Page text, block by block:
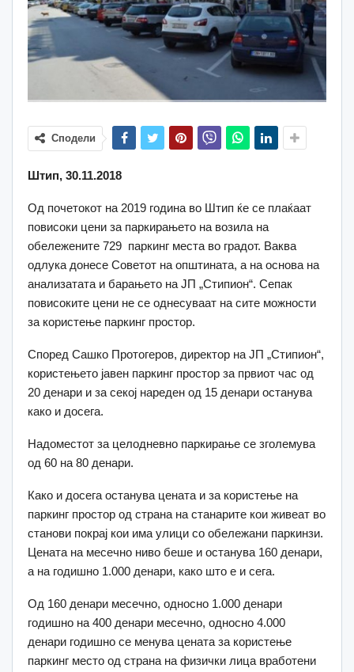
Сподели
Штип, 30.11.2018
Од почетокот на 2019 година во Штип ќе се плаќаат
повисоки цени за паркирањето на возила на
обележените 729 паркинг места во градот. Ваква
одлука донесе Советот на општината, а на основа на
анализатата и барањето на ЈП „Стипион“. Сепак
повисоките цени не се однесуваат на сите можности
за користење паркинг простор.
Според Сашко Протогеров, директор на ЈП „Стипион“,
користењето јавен паркинг простор за првиот час од
20 денари и за секој нареден од 15 денари останува
како и досега.
Надоместот за целодневно паркирање се зголемува
од 60 на 80 денари.
Како и досега останува цената и за користење на
паркинг простор од страна на станарите кои живеат во
станови покрај кои има улици со обележани паркинзи.
Цената на месечно ниво беше и останува 160 денари,
а на годишно 1.000 денари, како што е и сега.
Од 160 денари месечно, односно 1.000 денари
годишно на 400 денари месечно, односно 4.000
денари годишно се менува цената за користење
паркинг место од страна на физички лица вработени